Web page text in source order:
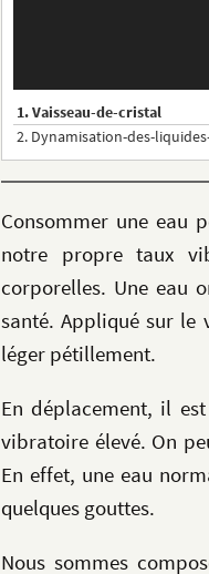
1.Vaisseau-de-cristal
2. Dynamisation-des-
Consommer une eau
notre propre taux
corporelles. Une eau
santé. Appliqué sur le
léger pétillement.
En déplacement, il
vibratoire élevé. On
En effet, une eau
quelques gouttes.
Nous sommes